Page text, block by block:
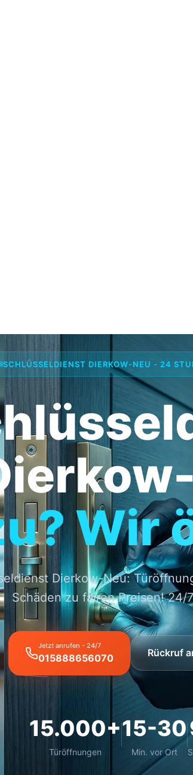
SCHLÜSSELDIENST DIERKOW-NEU - 24
Wir
Dierkow-Neu:
Schäden zu fairen Preisen! 24/
Jetzt anrufen - 24/7
015888656070 Rückruf
15.000+
Türöffnungen
15-30
Min. vor Ort